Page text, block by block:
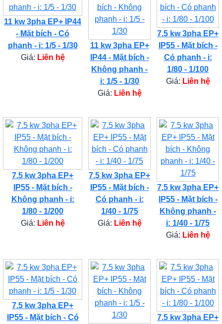
11 kw 3pha EP+ IP44
- Mặt bích - Có
phanh - i: 1/5 - 1/30
Giá: Liên hệ
11 kw 3pha EP+
IP44 - Mặt bích -
Không phanh -
i: 1/5 - 1/30
Giá: Liên hệ
7.5 kw 3pha EP+
IP55 - Mặt bích -
Có phanh - i:
1/80 - 1/100
Giá: Liên hệ
7.5 kw 3pha EP+
IP55 - Mặt bích -
Không phanh - i:
1/80 - 1/200
Giá: Liên hệ
7.5 kw 3pha EP+
IP55 - Mặt bích -
Có phanh - i:
1/40 - 1/75
Giá: Liên hệ
7.5 kw 3pha EP+
IP55 - Mặt bích -
Không phanh -
i: 1/40 - 1/75
Giá: Liên hệ
7.5 kw 3pha EP+
IP55 - Mặt bích - Có
7.5 kw 3pha EP+